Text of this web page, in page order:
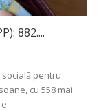
882....
pentru
cu 558 mai